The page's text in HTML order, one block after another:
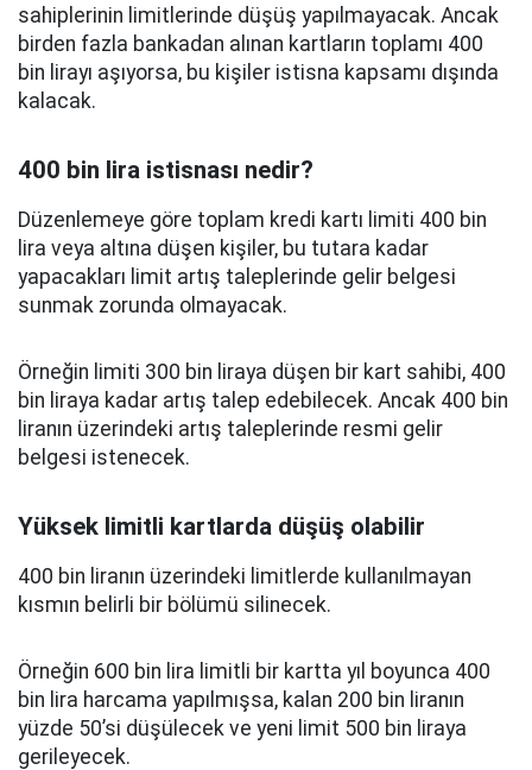
sahiplerinin limitlerinde düşüş yapılmayacak. Ancak
birden fazla bankadan alınan kartların toplamı 400
bin lirayı aşıyorsa, bu kişiler istisna kapsamı dışında
kalacak.
400 bin lira istisnası nedir?
Düzenlemeye göre toplam kredi kartı limiti 400 bin
lira veya altına düşen kişiler, bu tutara kadar
yapacakları limit artış taleplerinde gelir belgesi
sunmak zorunda olmayacak.
Örneğin limiti 300 bin liraya düşen bir kart sahibi, 400
bin liraya kadar artış talep edebilecek. Ancak 400 bin
liranın üzerindeki artış taleplerinde resmi gelir
belgesi istenecek.
Yüksek limitli kartlarda düşüş olabilir
400 bin liranın üzerindeki limitlerde kullanılmayan
kısmın belirli bir bölümü silinecek.
Örneğin 600 bin lira limitli bir kartta yıl boyunca 400
bin lira harcama yapılmışsa, kalan 200 bin liranın
yüzde 50’si düşülecek ve yeni limit 500 bin liraya
gerileyecek.